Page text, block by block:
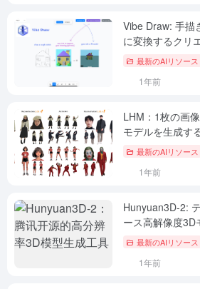
Vibe Draw: 手描
に変換するクリ
最新のAIリソース
1年前
LHM：1枚の画
モデルを生成す
最新のAIリソース
1年前
Hunyuan3D-2:
ース高解像度
最新のAIリソース
1年前